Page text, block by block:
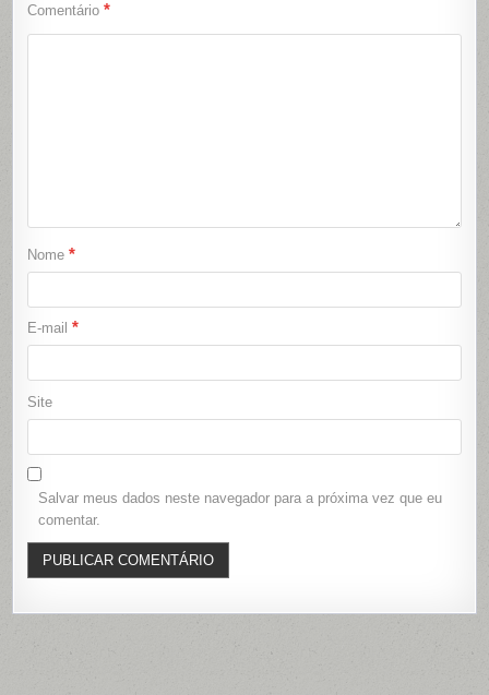
Comentário*
Nome*
E-mail*
Site
Salvar meus dados neste navegador para a próxima vez que eu
comentar.